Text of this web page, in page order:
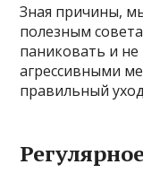
Зная причины,
полезным
паниковать и
агрессивными
правильный